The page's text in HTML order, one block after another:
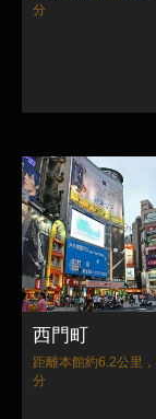
分
西門町
距離本館約6.2公里
分